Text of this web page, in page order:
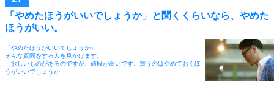
「やめたほうがいいでしょうか」と聞くくらいなら、やめた
ほうがいい。
「やめたほうがいいでしょうか」
そんな質問をする人を見かけます。
「欲しいものがあるのですが、値段が高いです。買うのはやめておくほ
うがいいでしょうか」